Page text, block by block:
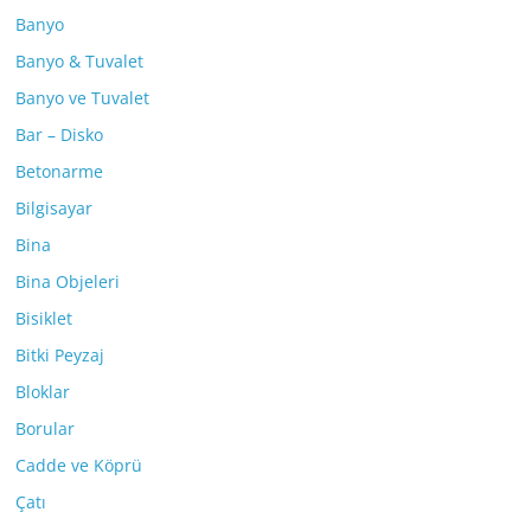
Banyo
Banyo & Tuvalet
Banyo ve Tuvalet
Bar – Disko
Betonarme
Bilgisayar
Bina
Bina Objeleri
Bisiklet
Bitki Peyzaj
Bloklar
Borular
Cadde ve Köprü
Çatı